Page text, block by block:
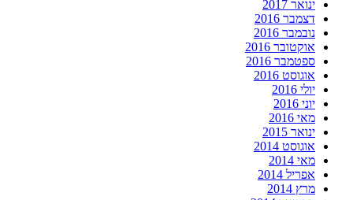
ינואר 2017
דצמבר 2016
נובמבר 2016
אוקטובר 2016
ספטמבר 2016
אוגוסט 2016
יולי 2016
יוני 2016
מאי 2016
ינואר 2015
אוגוסט 2014
מאי 2014
אפריל 2014
מרץ 2014